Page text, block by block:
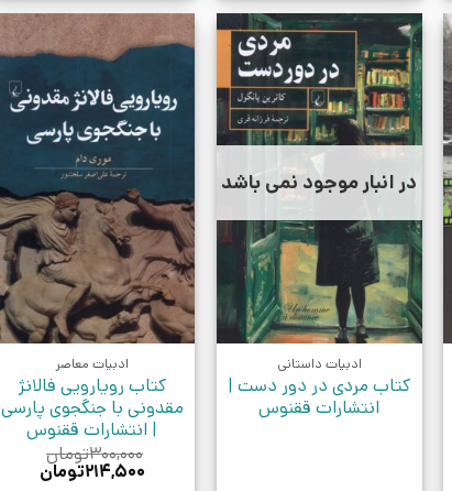
در انبار موجود نمی باشد
ادبیات داستانی
کتاب مردی در دور دست |
انتشارات ققنوس
ادبیات معاصر
کتاب رویارویی فالانژ
مقدونی با جنگجوی پارسی
| انتشارات ققنوس
۳۰۰,۰۰۰تومان
قیمت
۲۱۴,۵۰۰تومان